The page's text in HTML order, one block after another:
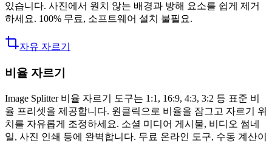
있습니다. 사진에서 원치 않는 배경과 방해 요소를 쉽게 제거
하세요. 100% 무료, 소프트웨어 설치 불필요.
자유 자르기
비율 자르기
Image Splitter 비율 자르기 도구는 1:1, 16:9, 4:3, 3:2 등 표준 비
율 프리셋을 제공합니다. 원클릭으로 비율을 잠그고 자르기 위
치를 자유롭게 조정하세요. 소셜 미디어 게시물, 비디오 썸네
일, 사진 인쇄 등에 완벽합니다. 무료 온라인 도구, 수동 계산이